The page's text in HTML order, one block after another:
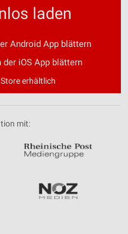
laden
Android App blättern
iOS App blättern
erhältlich
mit: